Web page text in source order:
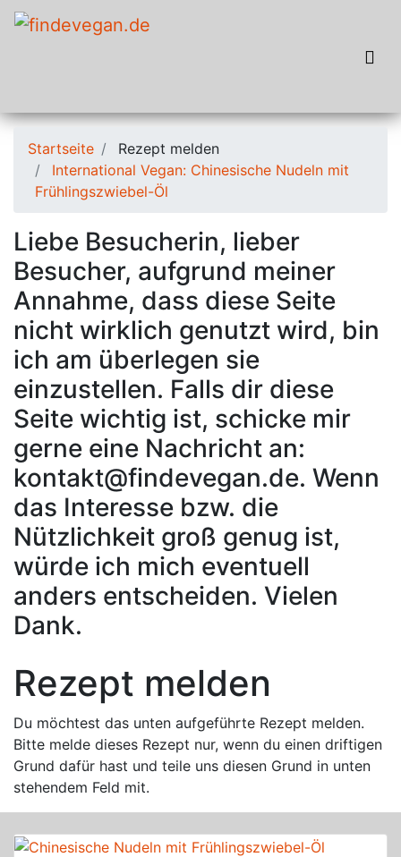
Startseite
Rezept melden
International Vegan: Chinesische Nudeln mit
Frühlingszwiebel-Öl
Liebe Besucherin, lieber
Besucher, aufgrund meiner
Annahme, dass diese Seite
nicht wirklich genutzt wird, bin
ich am überlegen sie
einzustellen. Falls dir diese
Seite wichtig ist, schicke mir
gerne eine Nachricht an:
kontakt@findevegan.de. Wenn
das Interesse bzw. die
Nützlichkeit groß genug ist,
würde ich mich eventuell
anders entscheiden. Vielen
Dank.
Rezept melden
Du möchtest das unten aufgeführte Rezept melden.
Bitte melde dieses Rezept nur, wenn du einen driftigen
Grund dafür hast und teile uns diesen Grund in unten
stehendem Feld mit.